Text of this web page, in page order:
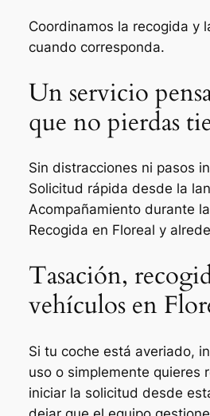
Coordinamos la recogida y
cuando corresponda.
Un servicio
que no pierdas
Sin distracciones ni pasos
Solicitud rápida desde la
Acompañamiento durante
Recogida en Floreal y
Tasación,
vehículos en
Si tu coche está averiado,
uso o simplemente quieres
iniciar la solicitud desde